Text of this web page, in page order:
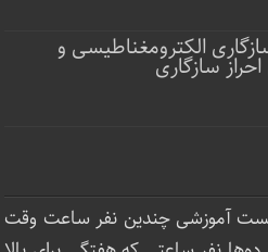
الکترومغناطیسی و
سازگاری
آموزشی چندین نفر ساعت‌ وقت